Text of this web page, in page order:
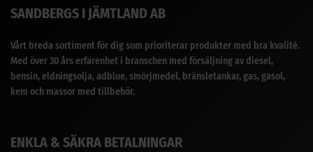
SANDBERGS I JÄMTLAND AB
Vårt breda sortiment för dig som prioriterar produkter med bra kvalité.
Med över 30 års erfarenhet i branschen med försäljning av diesel,
bensin, eldningsolja, adblue, smörjmedel, bränsletankar, gas, gasol,
kem och massor med tillbehör.
ENKLA & SÄKRA BETALNINGAR